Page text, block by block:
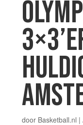
door Basketball.nl |